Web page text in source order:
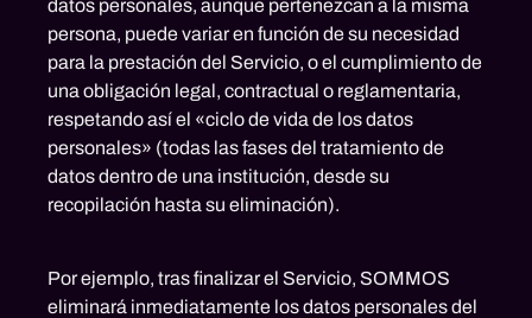
datos personales, aunque pertenezcan a la misma
persona, puede variar en función de su necesidad
para la prestación del Servicio, o el cumplimiento de
una obligación legal, contractual o reglamentaria,
respetando así el «ciclo de vida de los datos
personales» (todas las fases del tratamiento de
datos dentro de una institución, desde su
recopilación hasta su eliminación).
Por ejemplo, tras finalizar el Servicio, SOMMOS
eliminará inmediatamente los datos personales del